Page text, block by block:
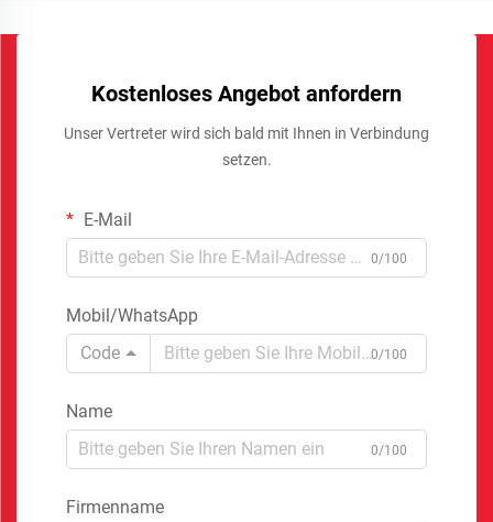
Kostenloses Angebot anfordern
Unser Vertreter wird sich bald mit Ihnen in Verbindung
setzen.
E-Mail
0/100
Mobil/WhatsApp
Code
0/100
Name
0/100
Firmenname